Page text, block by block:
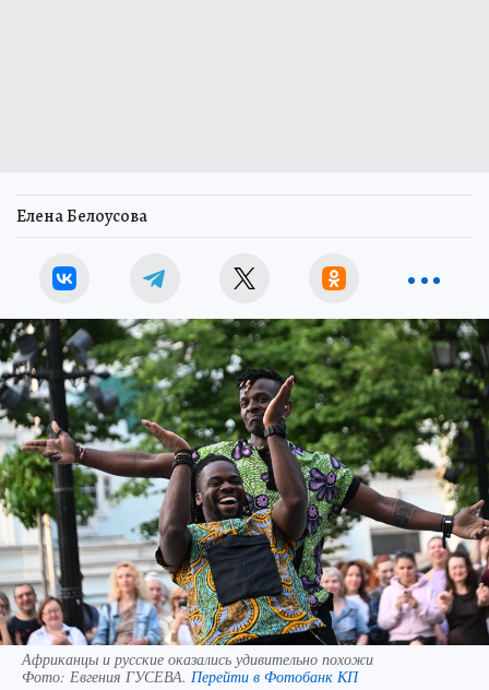
Елена Белоусова
Африканцы и русские оказались удивительно похожи
Фото: Евгения ГУСЕВА. Перейти в Фотобанк КП